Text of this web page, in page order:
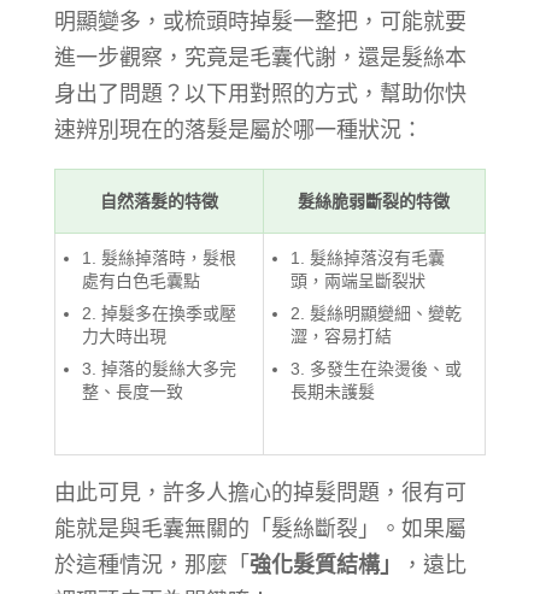
明顯變多，或梳頭時掉髮一整把，可能就要
進一步觀察，究竟是毛囊代謝，還是髮絲本
身出了問題？以下用對照的方式，幫助你快
速辨別現在的落髮是屬於哪一種狀況：
自然落髮的特徵 髮絲脆弱斷裂的特徵
1. 髮絲掉落時，髮根
處有白色毛囊點
2. 掉髮多在換季或壓
力大時出現
3. 掉落的髮絲大多完
整、長度一致
1. 髮絲掉落沒有毛囊
頭，兩端呈斷裂狀
2. 髮絲明顯變細、變乾
澀，容易打結
3. 多發生在染燙後、或
長期未護髮
由此可見，許多人擔心的掉髮問題，很有可
能就是與毛囊無關的「髮絲斷裂」。如果屬
於這種情況，那麼「強化髮質結構」
，遠比